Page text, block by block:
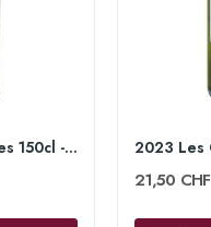
2019 Vieilles Vignes 150cl - Domaine Gauby
21,50 CHF